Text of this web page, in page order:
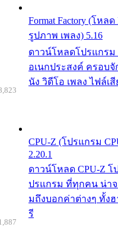
Format Factory (โหล
รูปภาพ เพลง) 5.16
ดาวน์โหลดโปรแกรม
อเนกประสงค์ ครอบ
นัง วิดีโอ เพลง ไฟล์เ
CPU-Z (โปรแกรม
2.20.1
ดาวน์โหลด CPU-Z โ
ปรแกรม ที่ทุกคน น่าจ
มถึงบอกค่าต่างๆ ทั้ง
รี